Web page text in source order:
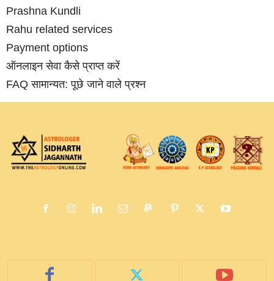
Prashna Kundli
Rahu related services
Payment options
ऑनलाइन सेवा कैसे प्राप्‍त करें
FAQ सामान्‍यत: पूछे जाने वाले प्रश्‍न